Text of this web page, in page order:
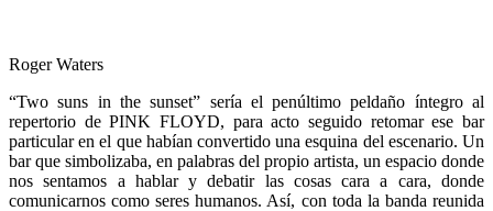
Roger Waters
“Two suns in the sunset” sería el penúltimo peldaño íntegro al
repertorio de PINK FLOYD, para acto seguido retomar ese bar
particular en el que habían convertido una esquina del escenario. Un
bar que simbolizaba, en palabras del propio artista, un espacio donde
nos sentamos a hablar y debatir las cosas cara a cara, donde
comunicarnos como seres humanos. Así, con toda la banda reunida